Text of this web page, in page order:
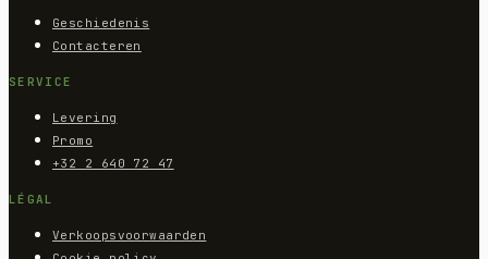
Geschiedenis
Contacteren
SERVICE
Levering
Promo
+32 2 640 72 47
LÉGAL
Verkoopsvoorwaarden